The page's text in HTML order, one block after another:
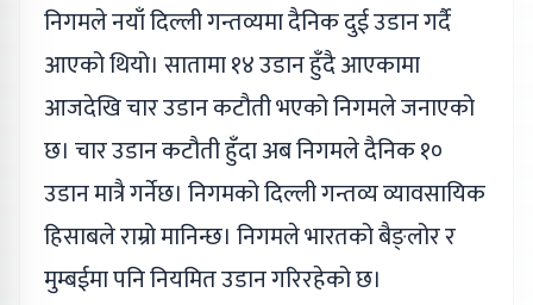
निगमले नयाँ दिल्ली गन्तव्यमा दैनिक दुई उडान गर्दै
आएको थियो। सातामा १४ उडान हुँदै आएकामा
आजदेखि चार उडान कटौती भएको निगमले जनाएको
छ। चार उडान कटौती हुँदा अब निगमले दैनिक १०
उडान मात्रै गर्नेछ। निगमको दिल्ली गन्तव्य व्यावसायिक
हिसाबले राम्रो मानिन्छ। निगमले भारतको बैङ्लोर र
मुम्बईमा पनि नियमित उडान गरिरहेको छ।